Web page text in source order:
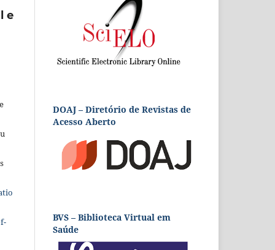
e
DOAJ – Diretório de Revistas de
Acesso Aberto
BVS – Biblioteca Virtual em
Saúde